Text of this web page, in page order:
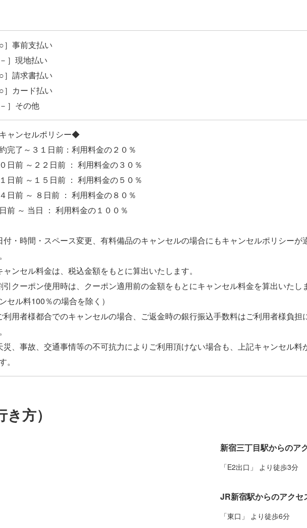
○］事前支払い
－］現地払い
○］請求書払い
○］カード払い
－］その他
ャンセルポリシー◆
完了～３１日前：利用料金の２０％
日前 ～２２日前 ： 利用料金の３０％
日前 ～１５日前 ： 利用料金の５０％
日前 ～ ８日前 ： 利用料金の８０％
前 ～ 当日 ： 利用料金の１００％
付・時間・スペース変更、有料備品のキャンセルの場合にもキャンセルポリシーが
ャンセル料金は、税込金額をもとに算出いたします。
引クーポン使用時は、クーポン適用前の金額をもとにキャンセル料金を算出いたし
セル料100％の場合を除く）
利用者様都合でのキャンセルの場合、ご返金時の銀行振込手数料はご利用者様負担
災、事故、交通事情等の不可抗力によりご利用頂けない場合も、上記キャンセル料
方）
新宿三丁目駅からのア
JR新宿駅からのアクセ